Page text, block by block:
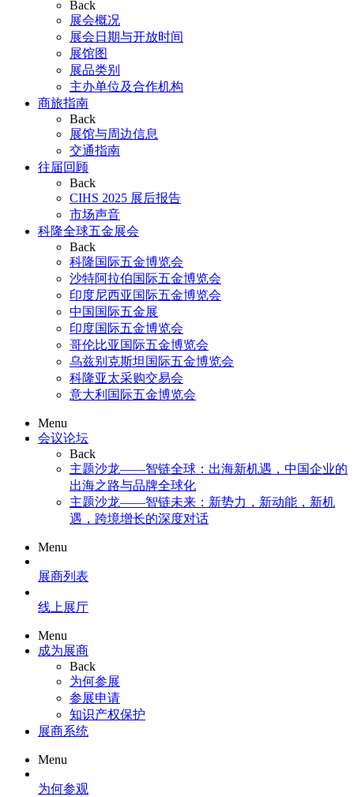
Back
展会概况
展会日期与开放时间
展馆图
展品类别
主办单位及合作机构
商旅指南
Back
展馆与周边信息
交通指南
往届回顾
Back
CIHS 2025 展后报告
市场声音
科隆全球五金展会
Back
科隆国际五金博览会
沙特阿拉伯国际五金博览会
印度尼西亚国际五金博览会
中国国际五金展
印度国际五金博览会
哥伦比亚国际五金博览会
乌兹别克斯坦国际五金博览会
科隆亚太采购交易会
意大利国际五金博览会
Menu
会议论坛
Back
主题沙龙——智链全球：出海新机遇，中国企业的
出海之路与品牌全球化
主题沙龙——智链未来：新势力，新动能，新机
遇，跨境增长的深度对话
Menu
展商列表
线上展厅
Menu
成为展商
Back
为何参展
参展申请
知识产权保护
展商系统
Menu
为何参观